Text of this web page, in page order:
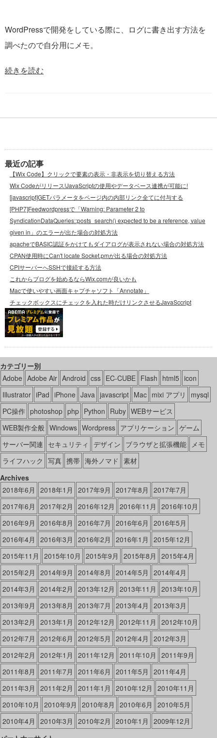
WordPressで開発をしている際に、ログに書き出す方法を
調べたので自分用にメモ。
続きを読む
最近の記事
【Wix Code】クリックで要素の表示・非表示を切り替える方法
Wix Codeがリリース!JavaScriptの使用やデータベース連携が可能に!
[javascript]GETパラメータをページ内の内部リンク全てに付与する
[PHP7]Feedwordpressで「Warning: Parameter 2 to
SyndicationDataQueries::posts_search() expected to be a reference, value
given in」のエラーが出た場合の対処方法
apacheでBASIC認証をかけてもダイアログが表示されない場合の対処方法
CPAN使用時にCan't locate Socket.pmが出る場合の対処方法
CPIサーバーへSSHで接続する方法
これからブログを始めるならWix.comが良いかも
Macで使いやすい画面キャプチャソフト「Annotate」
チェックボックスにチェックを入れた時だけリンクさせるJavaSccript
カテゴリー別
Adobe Adobe Air Android css EC-CUBE Flash html5 icon
Illustrator iPad iPhone Java javascript Mac mixi アプリ
mysql
PC操作 photoshop php Python Ruby WEBサービス
WEB製作全般 Windows Wordpress アプリケーション ゲーム
サーバー関連 セキュリティ デザイン ブラウザと拡張機能 メモ
ライフハック 写真 携帯 海外ノマド 素材
Archives
2018年6月
2018年1月 2017年9月 2017年8月
2017年7月
2017年6月
2017年2月 2016年12月 2016年11月
2016年10月
2016年9月
2016年8月 2016年7月 2016年6月
2016年5月
2016年4月
2016年3月 2016年2月 2016年1月
2015年12月
2015年11月
2015年10月 2015年9月 2015年8月
2015年4月
2015年2月
2014年9月 2014年8月 2014年5月
2014年4月
2014年3月
2014年2月 2013年12月 2013年11月
2013年10月
2013年9月
2013年8月 2013年7月 2013年4月
2013年3月
2013年2月
2013年1月 2012年12月 2012年11月
2012年10月
2012年7月
2012年6月 2012年5月 2012年4月
2012年3月
2012年2月
2012年1月 2011年12月 2011年10月
2011年9月
2011年8月
2011年7月 2011年6月 2011年5月
2011年4月
2011年3月
2011年2月 2011年1月 2010年12月
2010年11月
2010年10月
2010年9月 2010年8月 2010年6月
2010年5月
2010年4月
2010年3月 2010年2月 2010年1月
2009年12月